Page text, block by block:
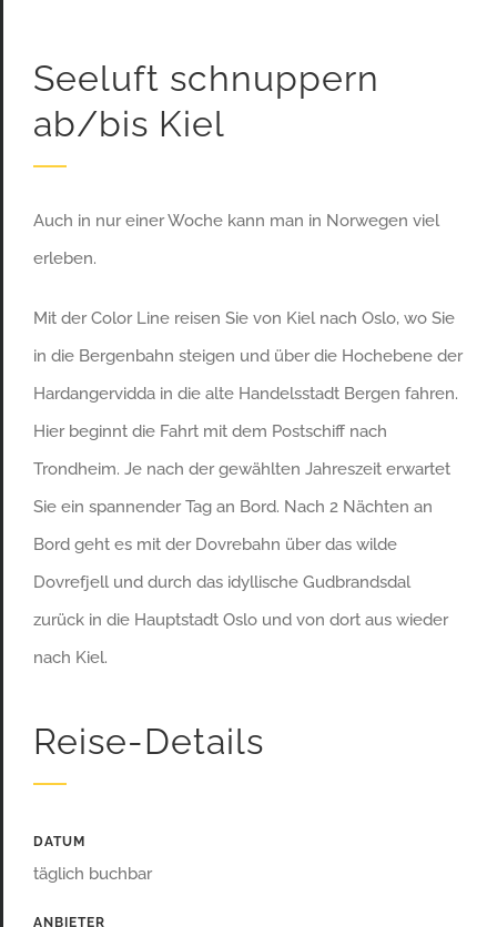
Seeluft schnuppern
ab/bis Kiel
Auch in nur einer Woche kann man in Norwegen viel
erleben.
Mit der Color Line reisen Sie von Kiel nach Oslo, wo Sie
in die Bergenbahn steigen und über die Hochebene der
Hardangervidda in die alte Handelsstadt Bergen fahren.
Hier beginnt die Fahrt mit dem Postschiff nach
Trondheim. Je nach der gewählten Jahreszeit erwartet
Sie ein spannender Tag an Bord. Nach 2 Nächten an
Bord geht es mit der Dovrebahn über das wilde
Dovrefjell und durch das idyllische Gudbrandsdal
zurück in die Hauptstadt Oslo und von dort aus wieder
nach Kiel.
Reise-Details
DATUM
täglich buchbar
ANBIETER